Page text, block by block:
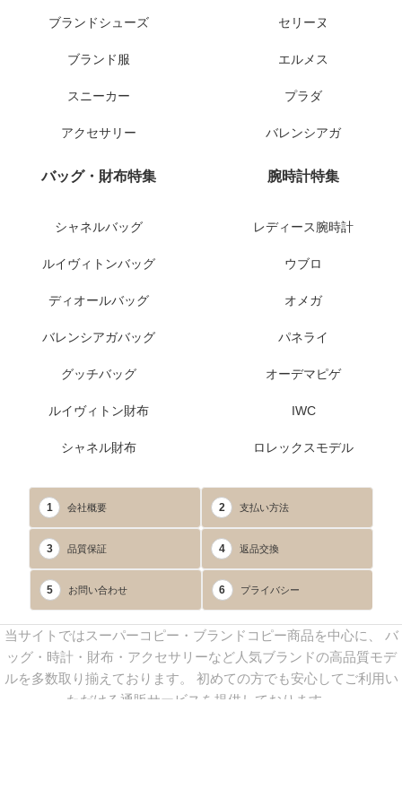
ブランドシューズ
ブランド服
スニーカー
アクセサリー
セリーヌ
エルメス
プラダ
バレンシアガ
バッグ・財布特集
シャネルバッグ
ルイヴィトンバッグ
ディオールバッグ
バレンシアガバッグ
グッチバッグ
ルイヴィトン財布
シャネル財布
腕時計特集
レディース腕時計
ウブロ
オメガ
パネライ
オーデマピゲ
IWC
ロレックスモデル
1 会社概要 2 支払い方法
3 品質保証 4 返品交換
5 お問い合わせ 6 プライバシー
当サイトではスーパーコピー・ブランドコピー商品を中心に、 バ
ッグ・時計・財布・アクセサリーなど人気ブランドの高品質モデ
ルを多数取り揃えております。 初めての方でも安心してご利用い
ただける通販サービスを提供しております。